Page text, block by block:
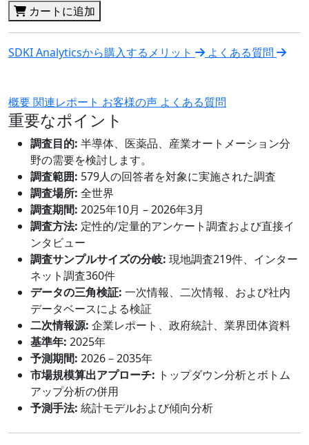
カートに追加
SDKI Analyticsから購入するメリット よくある質問
概要関連レポート お客様の声 よくある質問
重要なポイント
調査目的: 半導体、医薬品、産業オートメーション分
野の需要を検討します。
調査範囲: 579人の回答者を対象に実施された調査
調査場所: 全世界
調査期間: 2025年10月 – 2026年3月
調査方法: 定性的/定量的アンケート調査および直接イ
ンタビュー
調査サンプルサイズの分岐: 現地調査219件、インター
ネット調査360件
データの三角検証: 一次情報、二次情報、および社内
データベースによる検証
二次情報源: 企業レポート、政府統計、業界団体資料
基準年: 2025年
予測期間: 2026－2035年
市場規模算出アプローチ: トップダウン分析とボトム
アップ分析の併用
予測手法: 統計モデルおよび傾向分析